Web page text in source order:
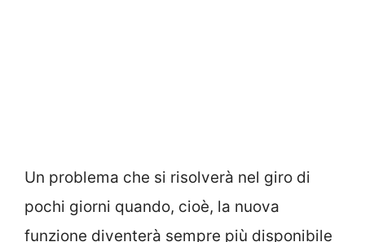
Un problema che si risolverà nel giro di
pochi giorni quando, cioè, la nuova
funzione diventerà sempre più disponibile